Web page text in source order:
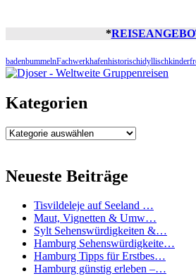
*
badenbummelnFachwerkhafenhistorischidyllisch
Kategorien
Kategorien
Neueste Beiträge
Tisvildeleje auf Seeland …
Maut, Vignetten & Umw…
Sylt Sehenswürdigkeiten &…
Hamburg Sehenswürdigkeite…
Hamburg Tipps für Erstbes…
Hamburg günstig erleben –…